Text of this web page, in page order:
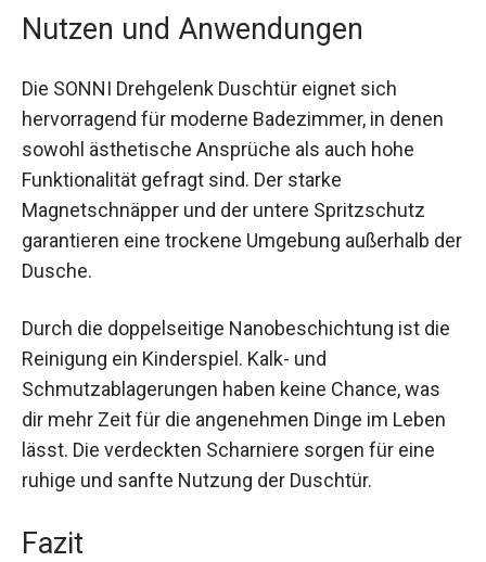
Nutzen und Anwendungen
Die SONNI Drehgelenk Duschtür eignet sich
hervorragend für moderne Badezimmer, in denen
sowohl ästhetische Ansprüche als auch hohe
Funktionalität gefragt sind. Der starke
Magnetschnäpper und der untere Spritzschutz
garantieren eine trockene Umgebung außerhalb der
Dusche.
Durch die doppelseitige Nanobeschichtung ist die
Reinigung ein Kinderspiel. Kalk- und
Schmutzablagerungen haben keine Chance, was
dir mehr Zeit für die angenehmen Dinge im Leben
lässt. Die verdeckten Scharniere sorgen für eine
ruhige und sanfte Nutzung der Duschtür.
Fazit